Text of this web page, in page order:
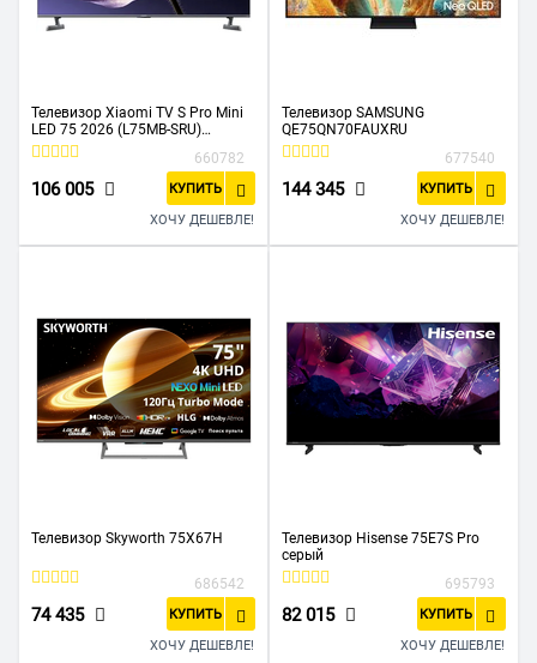
Телевизор Xiaomi TV S Pro Mini
LED 75 2026 (L75MB-SRU)
черный
660782
106 005 КУПИТЬ
ХОЧУ ДЕШЕВЛЕ!
Телевизор SAMSUNG
QE75QN70FAUXRU
677540
144 345 КУПИТЬ
ХОЧУ ДЕШЕВЛЕ!
Телевизор Skyworth 75X67H
686542
74 435 КУПИТЬ
ХОЧУ ДЕШЕВЛЕ!
Телевизор Hisense 75E7S Pro
серый
695793
82 015 КУПИТЬ
ХОЧУ ДЕШЕВЛЕ!